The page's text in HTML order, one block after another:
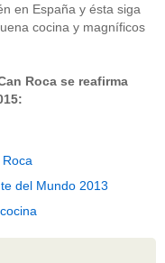
en España y ésta siga
cocina y magníficos
Roca se reafirma
del Mundo 2013